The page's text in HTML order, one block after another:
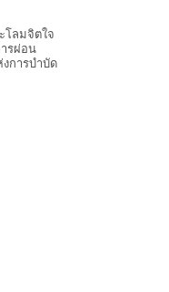
โลมจิตใจ
รผ่อน
การบำบัด